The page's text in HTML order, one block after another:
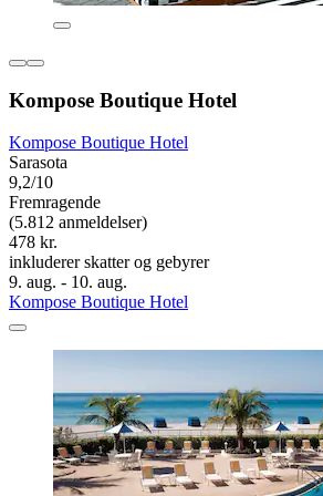
Kompose Boutique Hotel
Kompose Boutique Hotel
Sarasota
9,2/10
Fremragende
(5.812 anmeldelser)
478 kr.
inkluderer skatter og gebyrer
9. aug. - 10. aug.
Kompose Boutique Hotel